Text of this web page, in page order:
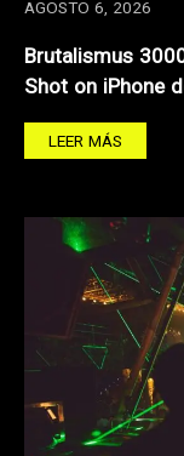
AGOSTO 6, 2026
Brutalismus
Shot on iPhone
LEER MÁS